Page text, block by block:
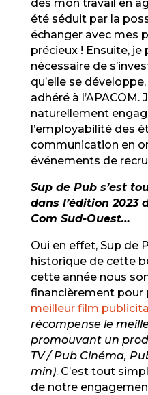
dès mon travail en
été séduit par la
échanger avec mes
précieux ! Ensuite, je
nécessaire de
qu’elle se
adhéré à l’APACOM.
naturellement
l’employabilité des
communication en
événements de
Sup de Pub s’est
dans l’édition 2023
Com Sud-Ouest…
Oui en effet, Sup de
historique de cette
cette année nous
financièrement pour
meilleur film
récompense le
promouvant un
TV / Pub Cinéma,
min). C’est tout
de notre